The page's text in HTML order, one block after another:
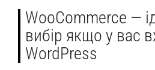
WooCommerce —
вибір якщо у вас
WordPress